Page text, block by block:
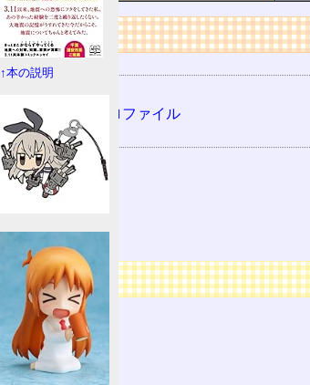
リンク
用語の所属
Bluetoothプロファイル
関連する用語
A2DP
AVP
AVDTP
広告
↑本の説明